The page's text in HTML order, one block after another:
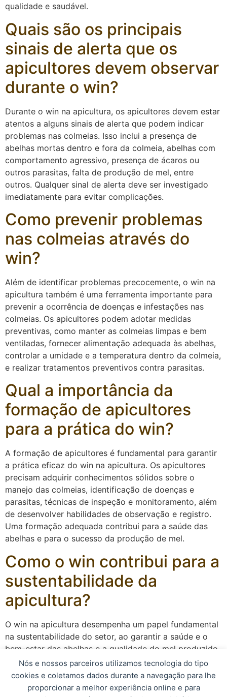
Nós e nossos parceiros utilizamos tecnologia do tipo
cookies e coletamos dados durante a navegação para lhe
proporcionar a melhor experiência online e para
qualidade e saudável.
Quais são os principais
sinais de alerta que os
apicultores devem observar
durante o win?
Durante o win na apicultura, os apicultores devem estar
atentos a alguns sinais de alerta que podem indicar
problemas nas colmeias. Isso inclui a presença de
abelhas mortas dentro e fora da colmeia, abelhas com
comportamento agressivo, presença de ácaros ou
outros parasitas, falta de produção de mel, entre
outros. Qualquer sinal de alerta deve ser investigado
imediatamente para evitar complicações.
Como prevenir problemas
nas colmeias através do
win?
Além de identificar problemas precocemente, o win na
apicultura também é uma ferramenta importante para
prevenir a ocorrência de doenças e infestações nas
colmeias. Os apicultores podem adotar medidas
preventivas, como manter as colmeias limpas e bem
ventiladas, fornecer alimentação adequada às abelhas,
controlar a umidade e a temperatura dentro da colmeia,
e realizar tratamentos preventivos contra parasitas.
Qual a importância da
formação de apicultores
para a prática do win?
A formação de apicultores é fundamental para garantir
a prática eficaz do win na apicultura. Os apicultores
precisam adquirir conhecimentos sólidos sobre o
manejo das colmeias, identificação de doenças e
parasitas, técnicas de inspeção e monitoramento, além
de desenvolver habilidades de observação e registro.
Uma formação adequada contribui para a saúde das
abelhas e para o sucesso da produção de mel.
Como o win contribui para a
sustentabilidade da
apicultura?
O win na apicultura desempenha um papel fundamental
na sustentabilidade do setor, ao garantir a saúde e o
bem-estar das abelhas e a qualidade do mel produzido.
Ao detectar problemas precocemente e adotar medidas
preventivas, os apicultores contribuem para a
preservação das colmeias e para a manutenção do